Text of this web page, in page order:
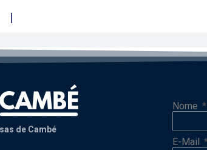
|
de Cambé
Nome
E-Mail